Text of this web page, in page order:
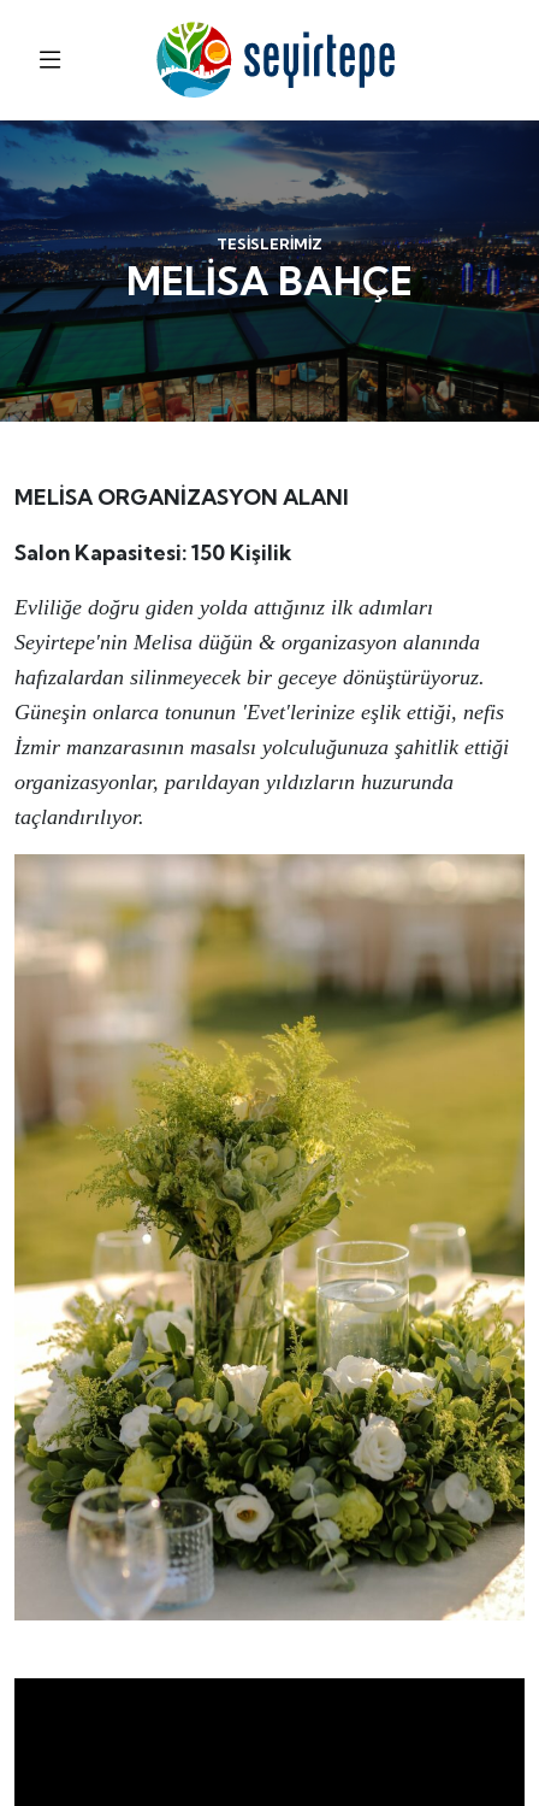
TESİSLERİMİZ
MELİSA BAHÇE
MELİSA ORGANİZASYON ALANI
Salon Kapasitesi: 150 Kişilik
Evliliğe doğru giden yolda attığınız ilk adımları
Seyirtepe'nin Melisa düğün & organizasyon alanında
hafızalardan silinmeyecek bir geceye dönüştürüyoruz.
Güneşin onlarca tonunun 'Evet'lerinize eşlik ettiği, nefis
İzmir manzarasının masalsı yolculuğunuza şahitlik ettiği
organizasyonlar, parıldayan yıldızların huzurunda
taçlandırılıyor.